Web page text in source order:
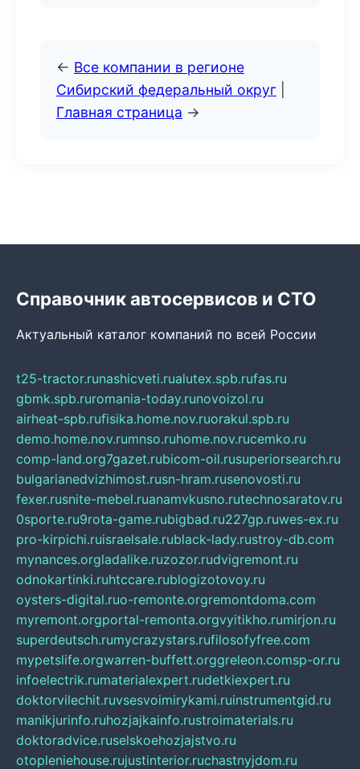
← Все компании в регионе
Сибирский федеральный округ
Главная страница →
Справочник автосервисов и СТО
Актуальный каталог компаний по всей России
t25-tractor.runashicveti.rualutex.spb.rufas.ru
gbmk.spb.ruromania-today.runovoizol.ru
airheat-spb.rufisika.home.nov.ruorakul.spb.ru
demo.home.nov.rumnso.ruhome.nov.rucemko.ru
comp-land.org7gazet.rubicom-oil.rusuperiorsearch.ru
bulgarianedvizhimost.rusn-hram.rusenovosti.ru
fexer.rusnite-mebel.ruanamvkusno.rutechnosaratov.ru
0sporte.ru9rota-game.rubigbad.ru227gp.ruwes-ex.ru
pro-kirpichi.ruisraelsale.rublack-lady.rustroy-db.com
mynances.orgladalike.ruzozor.rudvigremont.ru
odnokartinki.ruhtccare.rublogizotovoy.ru
oysters-digital.ruo-remonte.orgremontdoma.com
myremont.orgportal-remonta.orgvyitikho.rumirjon.ru
superdeutsch.rumycrazystars.rufilosofyfree.com
mypetslife.orgwarren-buffett.orggreleon.comsp-or.ru
infoelectrik.rumaterialexpert.rudetkiexpert.ru
doktorvilechit.ruvsesvoimirykami.ruinstrumentgid.ru
manikjurinfo.ruhozjajkainfo.rustroimaterials.ru
doktoradvice.ruselskoehozjajstvo.ru
otopleniehouse.rujustinterior.ruchastnyjdom.ru